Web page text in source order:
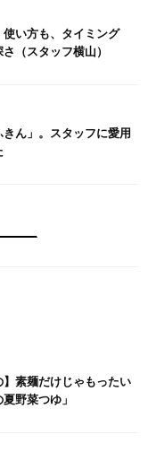
使い方も、タイミング
（スタッフ横山）
ん」。スタッフに愛用
いもの”を作り続ける。
の魅力をのせた衣「中
、6つの問いと1つの答
あるように。中川政七
が綴る「今日も、土鍋ま
素麺だけじゃもったい
】素麺だけじゃもったい
野菜つゆ」